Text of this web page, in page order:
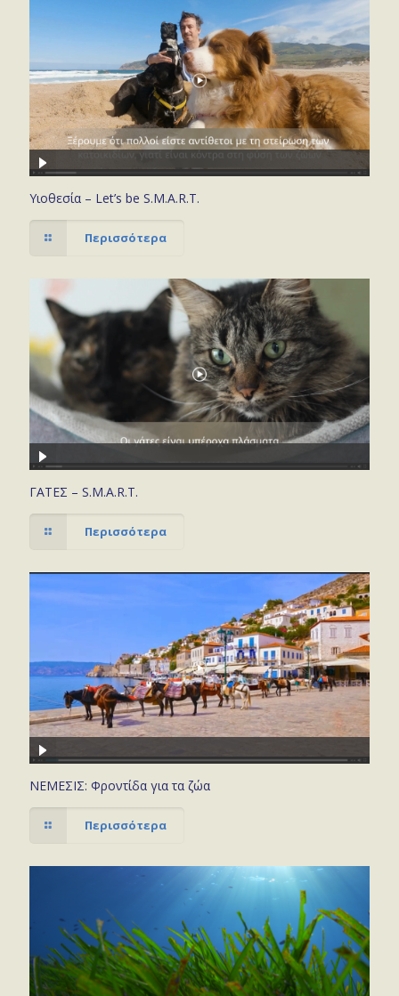
Υιοθεσία – Let’s be S.M.A.R.T.
Περισσότερα
ΓΑΤΕΣ – S.M.A.R.T.
Περισσότερα
ΝΕΜΕΣΙΣ: Φροντίδα για τα ζώα
Περισσότερα